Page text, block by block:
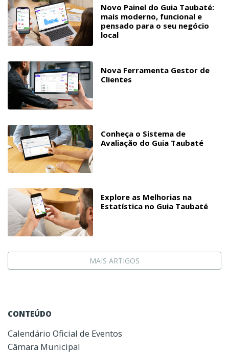
Novo Painel do Guia Taubaté:
mais moderno, funcional e
pensado para o seu negócio
local
Nova Ferramenta Gestor de
Clientes
Conheça o Sistema de
Avaliação do Guia Taubaté
Explore as Melhorias na
Estatística no Guia Taubaté
MAIS ARTIGOS
CONTEÚDO
Calendário Oficial de Eventos
Câmara Municipal